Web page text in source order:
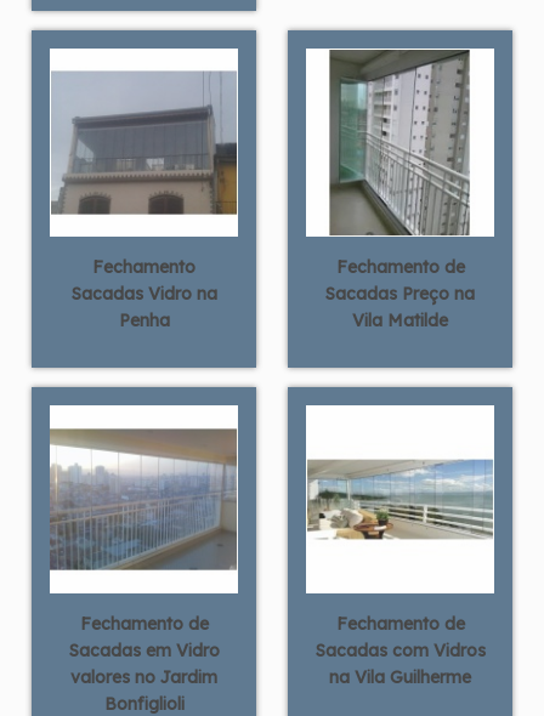
Fechamento
Sacadas Vidro na
Penha
Fechamento de
Sacadas Preço na
Vila Matilde
Fechamento de
Sacadas em Vidro
valores no Jardim
Bonfiglioli
Fechamento de
Sacadas com Vidros
na Vila Guilherme